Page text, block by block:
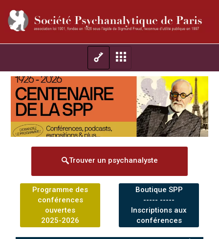
Trouver un psychanalyste
Programme des
conférences
ouvertes
2025-2026
Boutique SPP
----- -----
Inscriptions aux
conférences